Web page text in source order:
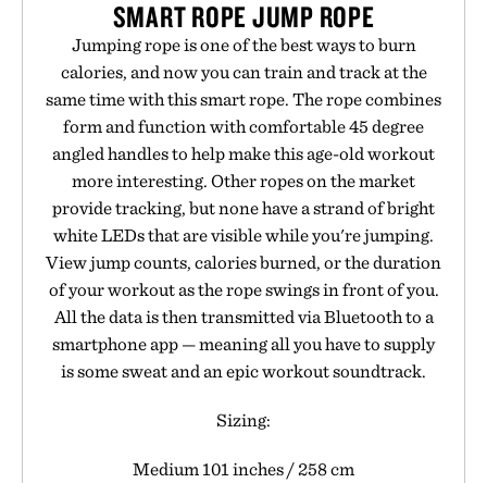
SMART ROPE JUMP ROPE
Jumping rope is one of the best ways to burn
calories, and now you can train and track at the
same time with this smart rope. The rope combines
form and function with comfortable 45 degree
angled handles to help make this age-old workout
more interesting. Other ropes on the market
provide tracking, but none have a strand of bright
white LEDs that are visible while you're jumping.
View jump counts, calories burned, or the duration
of your workout as the rope swings in front of you.
All the data is then transmitted via Bluetooth to a
smartphone app — meaning all you have to supply
is some sweat and an epic workout soundtrack.
Sizing:
Medium 101 inches / 258 cm